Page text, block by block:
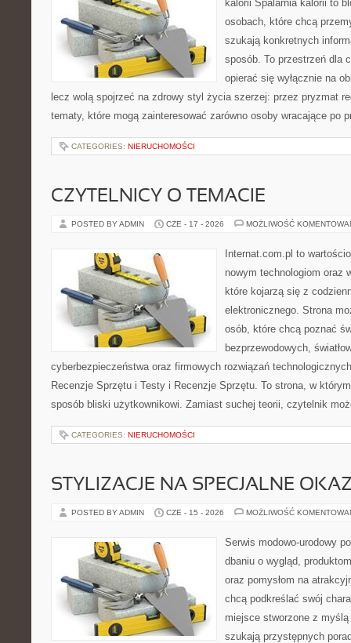
kalorii Spalarnia kalorii to
osobach, które chcą
szukają konkretnych
sposób. To przestrzeń dla
opierać się wyłącznie na
lecz wolą spojrzeć na zdrowy styl życia szerzej: przez pryzmat
tematy, które mogą zainteresować zarówno osoby wracające po
CATEGORIES: NIERUCHOMOŚCI
CZYTELNICY O TEMACIE
POSTED BY ADMIN CZE - 17 - 2026 MOŻLIWOŚĆ
Internat.com.pl to
nowym technologiom oraz
które kojarzą się z
elektronicznego. Strona
osób, które chcą poznać
bezprzewodowych,
cyberbezpieczeństwa oraz firmowych rozwiązań
Recenzje Sprzętu i Testy i Recenzje Sprzętu. To strona, w
sposób bliski użytkownikowi. Zamiast suchej teorii, czytelnik
CATEGORIES: NIERUCHOMOŚCI
STYLIZACJE NA SPECJALNE
POSTED BY ADMIN CZE - 15 - 2026 MOŻLIWOŚĆ
Serwis modowo-urodowy
dbaniu o wygląd,
oraz pomysłom na
chcą podkreślać swój
miejsce stworzone z
szukają przystępnych